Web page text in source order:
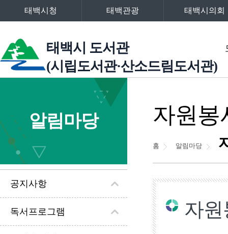
태백시 도서관
(시립도서관·산소드림도서관)
태백시청 태백관광 태백시의회
주메뉴
왼쪽메뉴
알림마당
공지사항
독서프로그램
자원봉
홈 알림마당
자